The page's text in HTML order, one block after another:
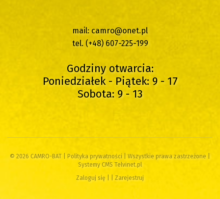
mail: camro@onet.pl
tel. (+48) 607-225-199
Godziny otwarcia:
Poniedziałek - Piątek: 9 - 17
Sobota: 9 - 13
© 2026 CAMRO-BAT | Polityka prywatności | Wszystkie prawa zastrzeżone |
Systemy CMS Telvinet.pl
Zaloguj się| | Zarejestruj